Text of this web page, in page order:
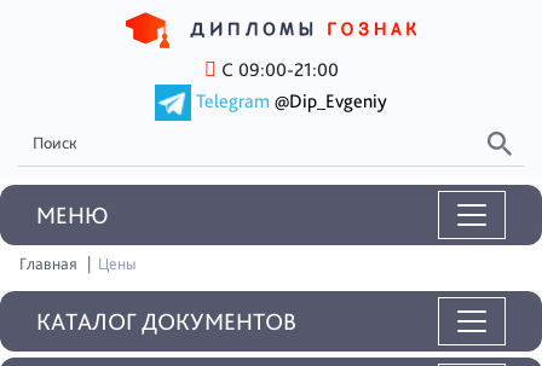
С 09:00-21:00
Telegram @Dip_Evgeniy
MEНЮ
Главная Цены
КАТАЛОГ ДОКУМЕНТОВ